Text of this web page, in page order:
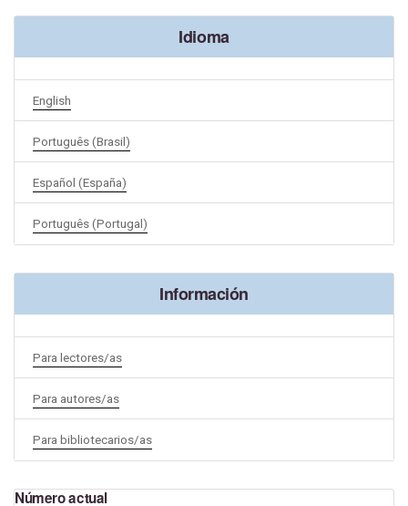
Idioma
English
Português (Brasil)
Español (España)
Português (Portugal)
Información
Para lectores/as
Para autores/as
Para bibliotecarios/as
Número actual